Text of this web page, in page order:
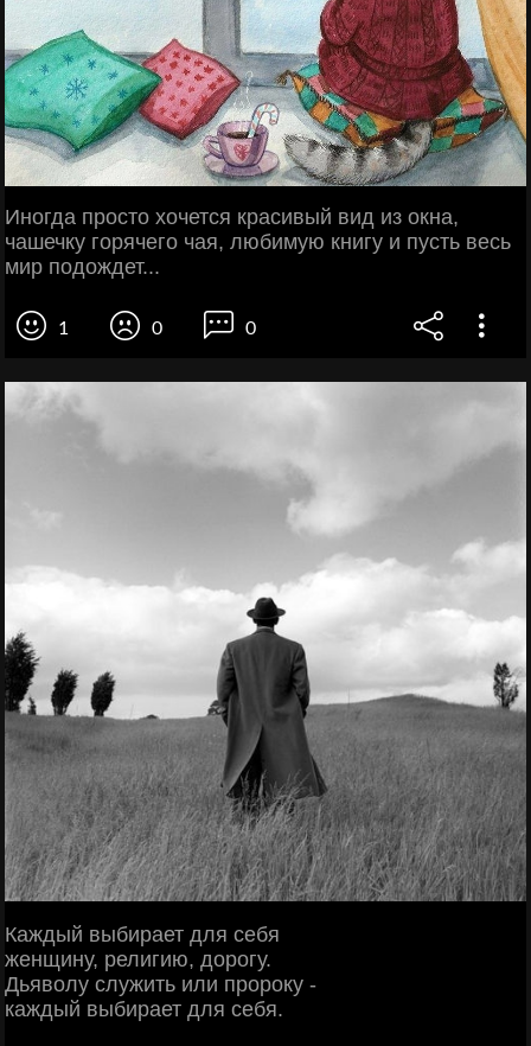
Иногда просто хочется красивый вид из окна,
чашечку горячего чая, любимую книгу и пусть весь
мир подождет...
1 0 0
Каждый выбирает для себя
женщину, религию, дорогу.
Дьяволу служить или пророку -
каждый выбирает для себя.